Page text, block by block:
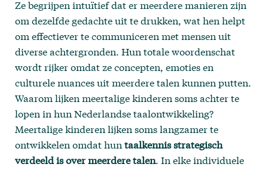
Ze begrijpen intuïtief dat er meerdere manieren zijn
om dezelfde gedachte uit te drukken, wat hen helpt
om effectiever te communiceren met mensen uit
diverse achtergronden. Hun totale woordenschat
wordt rijker omdat ze concepten, emoties en
culturele nuances uit meerdere talen kunnen putten.
Waarom lijken meertalige kinderen soms achter te
lopen in hun Nederlandse taalontwikkeling?
Meertalige kinderen lijken soms langzamer te
ontwikkelen omdat hun taalkennis strategisch
verdeeld is over meerdere talen. In elke individuele